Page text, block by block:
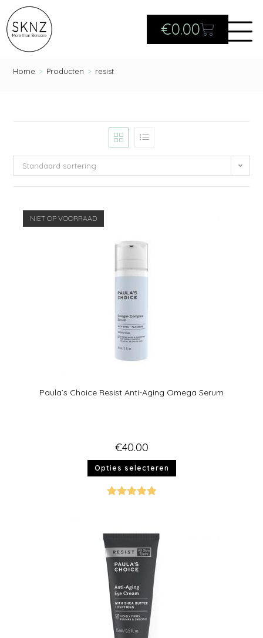
€0.00
Home > Producten > resist
Standaard sortering
NIET OP VOORRAAD
Paula’s Choice Resist Anti-Aging Omega Serum
€40.00
Opties selecteren